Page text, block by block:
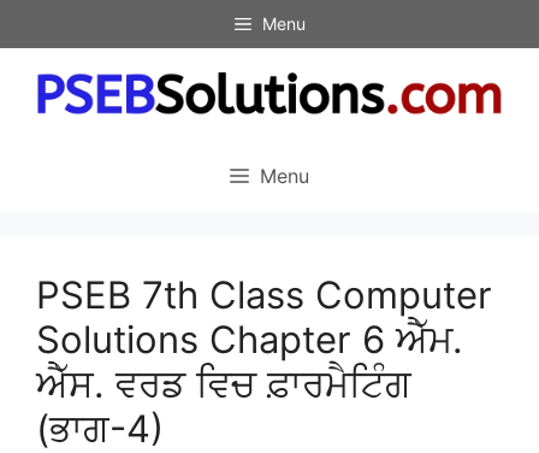
to
content
Menu
Menu
PSEB 7th Class Computer
Solutions Chapter 6 ਐੱਮ.
ਐੱਸ. ਵਰਡ ਵਿਚ ਫ਼ਾਰਮੈਟਿੰਗ
(ਭਾਗ-4)